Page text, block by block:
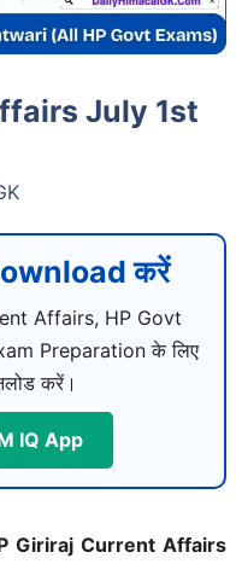
July 1st
करें
Affairs, HP Govt
Preparation के लिए
करें।
IQ App
Giriraj Current Affairs